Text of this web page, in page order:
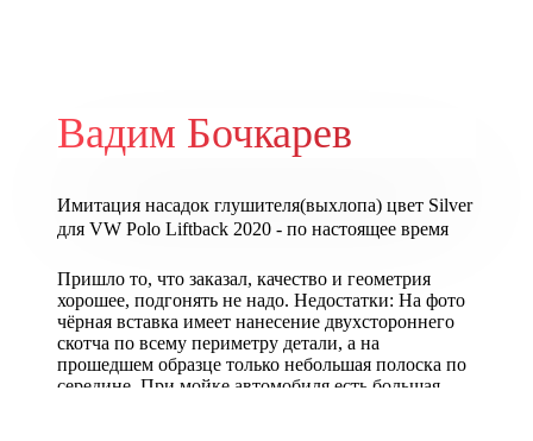
Вадим Бочкарев
Имитация насадок глушителя(выхлопа) цвет Silver
для VW Polo Liftback 2020 - по настоящее время
Пришло то, что заказал, качество и геометрия
хорошее, подгонять не надо. Недостатки: На фото
чёрная вставка имеет нанесение двухстороннего
скотча по всему периметру детали, а на
прошедшем образце только небольшая полоска по
середине. При мойке автомобиля есть большая